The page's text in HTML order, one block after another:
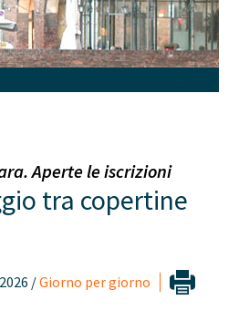
Aperte le iscrizioni
tra copertine
/Giorno per giorno